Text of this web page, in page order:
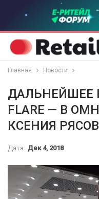
Главная Новости
ДАЛЬНЕЙШЕЕ
FLARE — В
КСЕНИЯ
Дата: Дек 4, 2018